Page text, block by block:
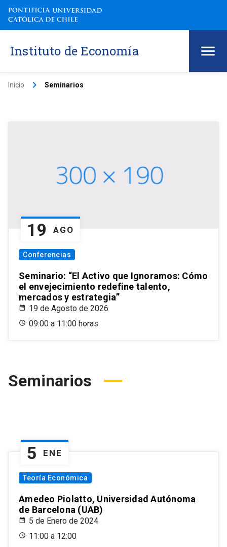
Instituto de Economía
Inicio keyboard_arrow_right Seminarios
19 AGO
Conferencias
Seminario: “El Activo que Ignoramos: Cómo
el envejecimiento redefine talento,
mercados y estrategia”
19 de Agosto de 2026
09:00 a 11:00 horas
Seminarios
5 ENE
Teoría Económica
Amedeo Piolatto, Universidad Autónoma
de Barcelona (UAB)
5 de Enero de 2024
11:00 a 12:00